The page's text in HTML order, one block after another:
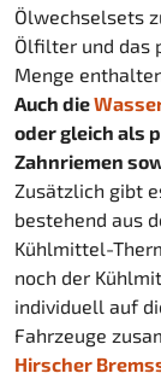
Ölwechselsets
Ölfilter und das
Menge
Auch die
oder gleich als
Zahnriemen
Zusätzlich gibt
bestehend aus
Kühlmittel-
noch der
individuell auf
Fahrzeuge
Hirscher